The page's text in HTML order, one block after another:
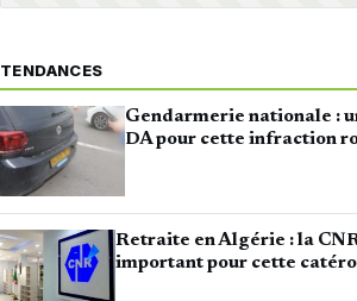
TENDANCES
Gendarmerie nationale :
DA pour cette infraction
Retraite en Algérie : la
important pour cette